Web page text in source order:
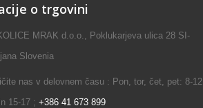
o trgovini
MRAK d.o.o., Poklukarjeva ulica 28 SI-
Slovenia
nas v delovnem času : Pon, tor, čet, pet: 8-12
15-17 ; +386 41 673 899